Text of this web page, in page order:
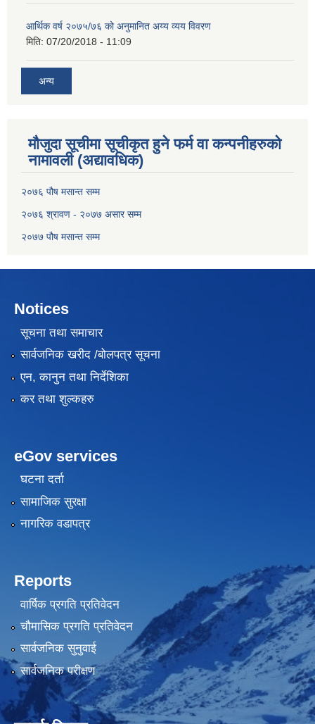
आर्थिक वर्ष २०७५/७६ को अनुमानित अय्य व्यय विवरण
मिति: 07/20/2018 - 11:09
अन्य
मौजुदा सूचीमा सूचीकृत हुने फर्म वा कन्पनीहरुको
नामावली (अद्यावधिक)
२०७६ पौष मसान्त सम्म
२०७६ श्रावण - २०७७ असार सम्म
२०७७ पौष मसान्त सम्म
Notices
सूचना तथा समाचार
सार्वजनिक खरीद /बोलपत्र सूचना
एन, कानुन तथा निर्देशिका
कर तथा शुल्कहरु
eGov services
घटना दर्ता
सामाजिक सुरक्षा
नागरिक वडापत्र
Reports
वार्षिक प्रगति प्रतिवेदन
चौमासिक प्रगति प्रतिवेदन
सार्वजनिक सुनुवाई
सार्वजनिक परीक्षण